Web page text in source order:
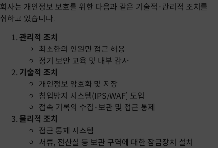
회사는 개인정보 보호를 위한 다음과 같은 기술적·관리적 조치를
취하고 있습니다.
관리적 조치
최소한의 인원만 접근 허용
정기 보안 교육 및 내부 감사
기술적 조치
개인정보 암호화 및 저장
침입방지 시스템(IPS/WAF) 도입
접속 기록의 수집·보관 및 접근 통제
물리적 조치
접근 통제 시스템
서류, 전산실 등 보관 구역에 대한 잠금장치 설치